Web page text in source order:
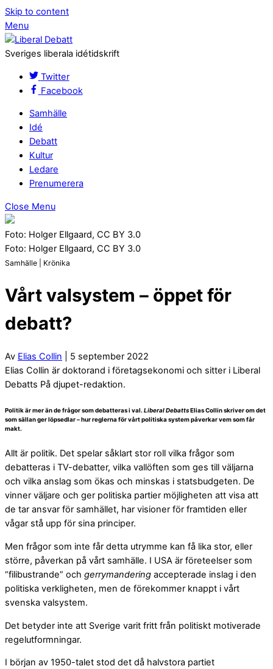
Skip to content
Menu
Sveriges liberala idétidskrift
Twitter
Facebook
Samhälle
Idé
Debatt
Kultur
Ledare
Prenumerera
Close Menu
Foto: Holger Ellgaard, CC BY 3.0
Foto: Holger Ellgaard, CC BY 3.0
Samhälle | Krönika
Vårt valsystem – öppet för
debatt?
Av Elias Collin | 5 september 2022
Elias Collin är doktorand i företagsekonomi och sitter i Liberal
Debatts På djupet-redaktion.
Politik är mer än de frågor som debatteras i val. Liberal DebattsElias Collin skriver om det
som sällan ger löpsedlar – hur reglerna för vårt politiska system påverkar vem som får
makt.
Allt är politik. Det spelar såklart stor roll vilka frågor som
debatteras i TV-debatter, vilka vallöften som ges till väljarna
och vilka anslag som ökas och minskas i statsbudgeten. De
vinner väljare och ger politiska partier möjligheten att visa att
de tar ansvar för samhället, har visioner för framtiden eller
vågar stå upp för sina principer.
Men frågor som inte får detta utrymme kan få lika stor, eller
större, påverkan på vårt samhälle. I USA är företeelser som
“filibustrande” och gerrymandering accepterade inslag i den
politiska verkligheten, men de förekommer knappt i vårt
svenska valsystem.
Det betyder inte att Sverige varit fritt från politiskt motiverade
regelutformningar.
I början av 1950-talet stod det då halvstora partiet